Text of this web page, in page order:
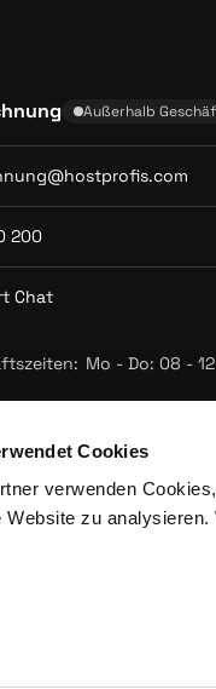
Cookies
verwenden
Website zu
Außerhalb
200
Chat
Mo - Do: 08 -
Str. 13